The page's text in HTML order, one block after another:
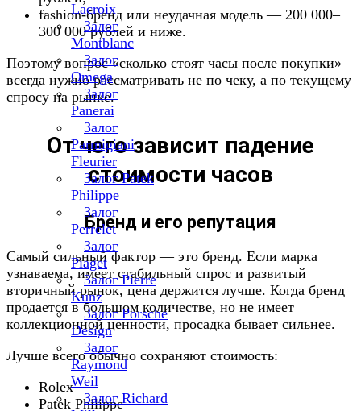
Lacroix
Залог
Montblanc
Залог
Omega
Залог
Panerai
Залог
Parmigiani
Fleurier
Залог Patek
Philippe
Залог
Perrelet
Залог
Piaget
Залог Pierre
Kunz
Залог Porsche
Design
Залог
Raymond
Weil
Залог Richard
fashion-бренд или неудачная модель — 200 000–
300 000 рублей и ниже.
Поэтому вопрос «сколько стоят часы после покупки»
всегда нужно рассматривать не по чеку, а по текущему
спросу на рынке.
От чего зависит падение
стоимости часов
Бренд и его репутация
Самый сильный фактор — это бренд. Если марка
узнаваема, имеет стабильный спрос и развитый
вторичный рынок, цена держится лучше. Когда бренд
продается в большом количестве, но не имеет
коллекционной ценности, просадка бывает сильнее.
Лучше всего обычно сохраняют стоимость:
Rolex
Patek Philippe